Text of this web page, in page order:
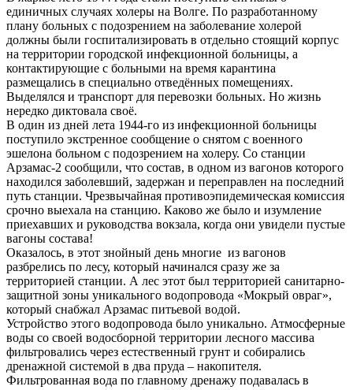
единичных случаях холеры на Волге. По разработанному
плану больных с подозрением на заболевание холерой
должны были госпитализировать в отдельно стоящий корпус
на территории городской инфекционной больницы, а
контактирующие с больными на время карантина
размещались в специально отведённых помещениях.
Выделялся и транспорт для перевозки больных. Но жизнь
нередко диктовала своё.
В один из дней лета 1944-го из инфекционной больницы
поступило экстренное сообщение о снятом с военного
эшелона больном с подозрением на холеру. Со станции
Арзамас-2 сообщили, что состав, в одном из вагонов которого
находился заболевший, задержан и переправлен на последний
путь станции. Чрезвычайная противоэпидемическая комиссия
срочно выехала на станцию. Каково же было и изумление
приехавших и руководства вокзала, когда они увидели пустые
вагоны состава!
Оказалось, в этот знойный день многие из вагонов
разбрелись по лесу, который начинался сразу же за
территорией станции. А лес этот был территорией санитарно-
защитной зоны уникального водопровода «Мокрый овраг»,
который снабжал Арзамас питьевой водой.
Устройство этого водопровода было уникально. Атмосферные
воды со своей водосборной территории лесного массива
фильтровались через естественный грунт и собирались
дренажной системой в два пруда – накопителя.
Фильтрованная вода по главному дренажу подавалась в